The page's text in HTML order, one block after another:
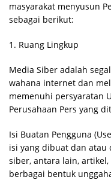
masyarakat menyusun
sebagai berikut:
1. Ruang Lingkup
Media Siber adalah
wahana internet dan
memenuhi persyaratan
Perusahaan Pers yang
Isi Buatan Pengguna
isi yang dibuat dan atau
siber, antara lain,
berbagai bentuk